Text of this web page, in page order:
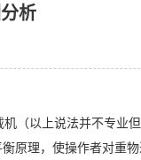
析
（以上说法并不专业
原理，使操作者对重